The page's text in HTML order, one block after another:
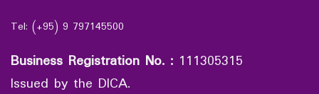
Tel: (+95) 9 797145500
Business Registration No. : 111305315
Issued by the DICA.